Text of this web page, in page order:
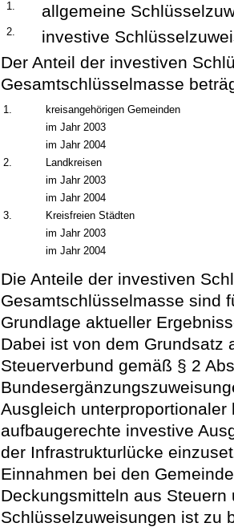
1. allgemeine
2.
investive
Der Anteil der investiven
Gesamtschlüsselmasse
1.
kreisangehörigen Gemeinden
im Jahr 2003
im Jahr 2004
2.
Landkreisen
im Jahr 2003
im Jahr 2004
3.
Kreisfreien Städten
im Jahr 2003
im Jahr 2004
Die Anteile der investiven
Gesamtschlüsselmasse sind
Grundlage aktueller
Dabei ist von dem Grundsatz
Steuerverbund gemäß § 2
Ausgleich
aufbaugerechte investive
der Infrastrukturlücke
Einnahmen bei den
Deckungsmitteln aus Steuern
Schlüsselzuweisungen ist zu